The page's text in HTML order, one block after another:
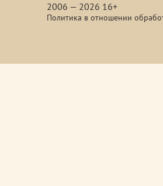
2006 — 2026 16+
Политика в отношении